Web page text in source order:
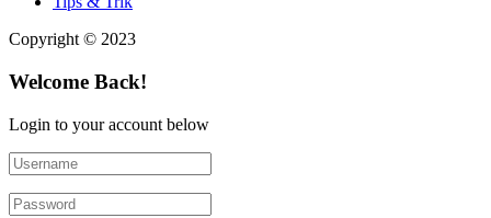
Copyright © 2023
Welcome Back!
Login to your account below